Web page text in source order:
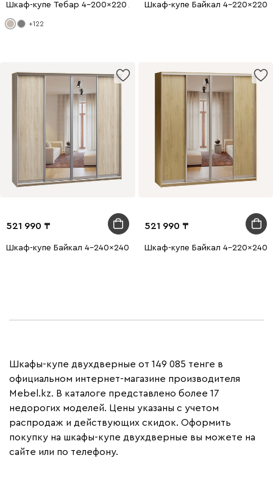
Шкаф-купе Тебар 4-200x220 Латте без зеркал
+122
Шкаф-купе Байкал 4-220x220
521 990
Шкаф-купе Байкал 4-240x240 Дуб Сонома 2 зеркала
521 990
Шкаф-купе Байкал 4-220x240
Шкафы-купе двухдверные от 149 085 тенге в
официальном интернет-магазине производителя
Mebel.kz. В каталоге представлено более 17
недорогих моделей. Цены указаны с учетом
распродаж и действующих скидок. Оформить
покупку на шкафы-купе двухдверные вы можете на
сайте или по телефону.